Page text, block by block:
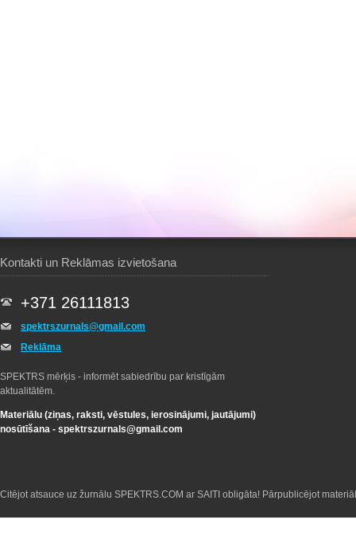
Kontakti un Reklāmas izvietošana
+371 26111813
spektrszurnals@gmail.com
Reklāma
SPEKTRS mērķis - informēt sabiedrību par kristīgām
aktualitātēm.
Materiālu (ziņas, raksti, vēstules, ierosinājumi, jautājumi)
nosūtīšana - spektrszurnals@gmail.com
Citējot atsauce uz žurnālu SPEKTRS.COM ar SAITI obligāta! Pārpublicējot